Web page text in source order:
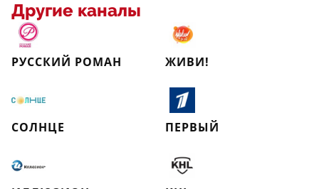
Другие каналы
РУССКИЙ РОМАН ЖИВИ!
СОЛНЦЕ ПЕРВЫЙ